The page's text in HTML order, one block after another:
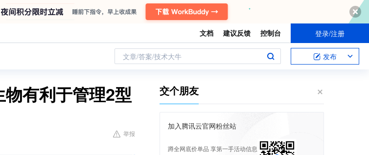
文档 建议反馈 控制台 登录/注册
文章/答案/技术大牛 发布
有利于管理2型
举报
交个朋友
加入腾讯云官网粉丝站
蹲全网底价单品 享第一手活动信息